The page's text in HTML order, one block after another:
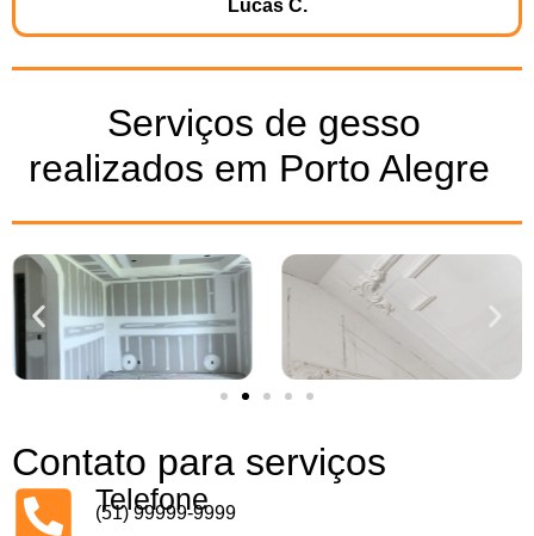
Lucas C.​
Serviços de gesso
realizados em Porto Alegre ​
Contato para serviços
Telefone
(51) 99999-9999